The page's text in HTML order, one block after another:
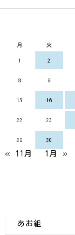
月 火
1 2
8 9
15 16
22 23
29 30
« 11月 1月 »
あお組